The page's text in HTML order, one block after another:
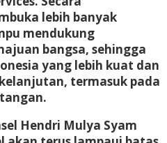
lebih banyak
mendukung
bangsa, sehingga
yang lebih kuat dan
termasuk pada
Hendri Mulya Syam